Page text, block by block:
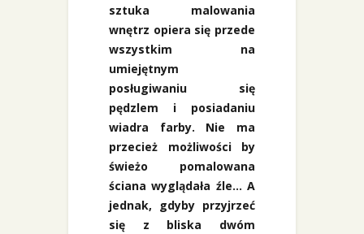
sztuka malowania
wnętrz opiera się przede
wszystkim na
umiejętnym
posługiwaniu się
pędzlem i posiadaniu
wiadra farby. Nie ma
przecież możliwości by
świeżo pomalowana
ściana wyglądała źle… A
jednak, gdyby przyjrzeć
się z bliska dwóm